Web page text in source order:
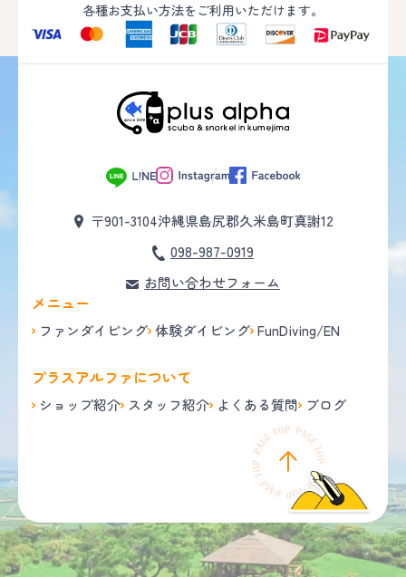
各種お支払い方法をご利用いただけます。
〒901-3104沖縄県島尻郡久米島町真謝12
098-987-0919
お問い合わせフォーム
メニュー
ファンダイビング 体験ダイビング FunDiving/EN
プラスアルファについて
ショップ紹介 スタッフ紹介 よくある質問 ブログ